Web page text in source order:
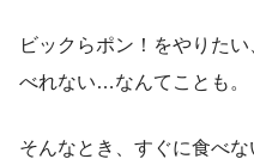
ビックらポン！をやりた
べれない…なんてことも。
そんなとき、すぐに食べ